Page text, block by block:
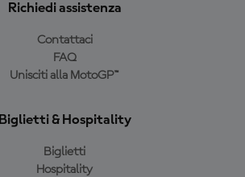
Richiedi assistenza
Contattaci
FAQ
Unisciti alla MotoGP™
Biglietti & Hospitality
Biglietti
Hospitality